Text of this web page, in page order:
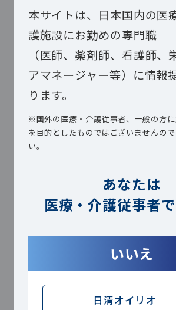
※3糖アルコール：炭水化物
「糖由来だが糖質とは違う
群。
これまでのエネルギー
も低下してしまう場合
出されるエネルギー値が異
です。このため、エネルギ
算出されるからといって、
本サイトは、日本国内の医
護施設にお勤めの専門職
（医師、薬剤師、看護師、
アマネージャー等）に情報
ります。
※国外の医療・介護従事者、一般の方
を目的としたものではございませんの
い。
あなたは
医療・介護従事者
いいえ
日清オイリオ